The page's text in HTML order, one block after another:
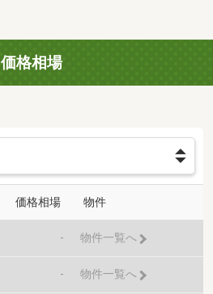
価格相場
価格相場 物件
- 物件一覧へ
- 物件一覧へ